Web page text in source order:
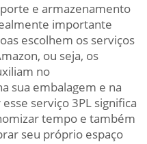
e armazenamento
importante
escolhem os serviços
ou seja, os
no
sua embalagem e na
serviço 3PL significa
tempo e também
seu próprio espaço